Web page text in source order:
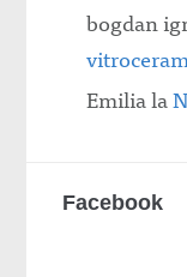
bogdan
Emiliala
Facebook